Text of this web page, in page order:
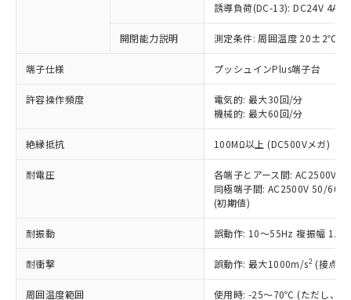
誘導負荷(DC-13): DC24V 4A/
開閉能力説明 測定条件: 周囲温度 20±2℃、
端子仕様 プッシュインPlus端子台
許容操作頻度
電気的: 最大30回/分
機械的: 最大60回/分
絶縁抵抗 100MΩ以上 (DC500Vメガ)
耐電圧
各端子とアース間: AC2500V
同極端子間: AC2500V 50/
(初期値)
耐振動 誤動作: 10～55Hz 複振幅
耐衝撃 誤動作: 最大1000m/s2 (接点
周囲温度範囲
使用時: -25～70℃ (ただし、氷
以下の条件をお読みいただき、同意のうえ
本サービスは、当社制御機器事業取扱
商品の当社在庫状況および標準価格
(税抜)を提供させていただくもので
当社制御機器事業取扱商品の中には、
本サービスの対象外となる商品もある
ことをご了承ください。
在庫状況および標準価格照会結果は、
記載している更新日時点での社内デー
タに基づき作成されるものであり、閲
覧された時点での実際の在庫および標
準価格とは異なる場合があることをご
正式な納期状況および標準価格はお客
対応予定なし：EU RoHS指令（10物質）の
非含有に非対応の商品で、対応品を出す予
調査・確認中：EU RoHS指令（10物質）の
非含有の対応状況を調査中または確認中の
商品です。
害物質有無と関係のない商品です。
仕入先様の事情により、非含有部品として
いたものが、含有品と判明した場合などや
むを得ず変更することがあります。
鉛(Pb) 1000ppm以下、 水銀(Hg) 1000ppm以下、 カド
六価クロム(Cr(Ⅵ)) 1000ppm以下、ポリ臭化ビフェニル
類(PBB) 1000ppm以下、ポリ臭化ジフェニルエーテル類
(PBDE) 1000ppm以下、フタル酸ビス(2-エチルヘキシ
ル) (DEHP)(別名：DOP) 1000ppm以下、フタル酸ブチ
「○」：最大均質材料含有率が中国RoHSの
基準値以下であることを示します。
「×」：最大均質材料含有率が中国RoHSの
基準値を超えていることを示します。
「－」：未確認です。当社販売部門へお問
*中国RoHS10物質の基準値 (GB/T26572)：
Pb(鉛) :1000ppm、 Hg(水銀) : 1000ppm、 Cd(カドミウ
Cr(Ⅵ)(六価クロム) : 1000ppm、 PBBs(ポリ臭化ビフェ
ニル類) : 1000ppm、 PBDEs(ポリ臭化ジフェニルエーテ
ル類) : 1000ppm、
当社は、これら貴社製品のうち、外国
為替および外国貿易法に定める商品
（以下｢規制貨物等」という）を輸出
または国外への提供する場合は、日本
国政府の輸出許可(または役務取引許
可)を取得するなどの必要な手続きを
当社は規制貨物を破棄する場合は、完
一定数以上の在庫あり